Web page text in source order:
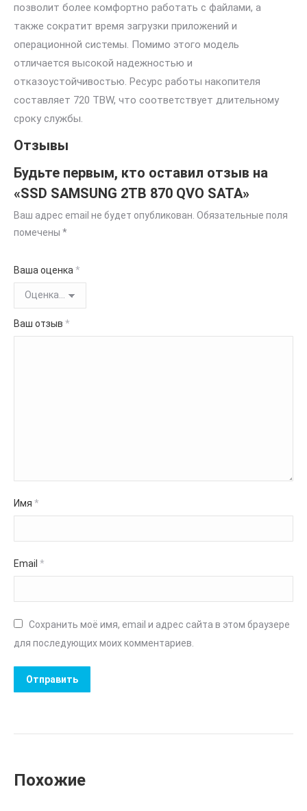
позволит более комфортно работать с файлами, а
также сократит время загрузки приложений и
операционной системы. Помимо этого модель
отличается высокой надежностью и
отказоустойчивостью. Ресурс работы накопителя
составляет 720 TBW, что соответствует длительному
сроку службы.
Отзывы
Будьте первым, кто оставил отзыв на
«SSD SAMSUNG 2TB 870 QVO SATA»
Ваш адрес email не будет опубликован. Обязательные поля
помечены *
Ваша оценка *
Ваш отзыв *
Имя *
Email *
Сохранить моё имя, email и адрес сайта в этом браузере
для последующих моих комментариев.
Похожие